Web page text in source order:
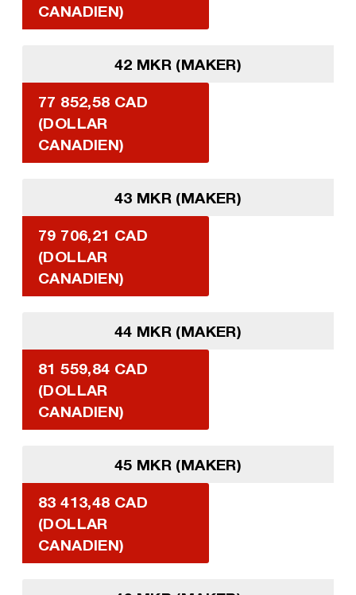
CANADIEN)
42 MKR (MAKER)
77 852,58 CAD
(DOLLAR
CANADIEN)
43 MKR (MAKER)
79 706,21 CAD
(DOLLAR
CANADIEN)
44 MKR (MAKER)
81 559,84 CAD
(DOLLAR
CANADIEN)
45 MKR (MAKER)
83 413,48 CAD
(DOLLAR
CANADIEN)